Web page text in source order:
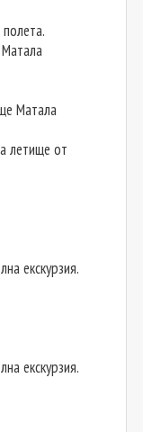
Матала
летище от
екскурзия.
екскурзия.